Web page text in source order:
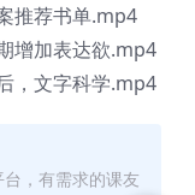
推荐书单.mp4
增加表达欲.mp4
，文字科学.mp4
，有需求的课友